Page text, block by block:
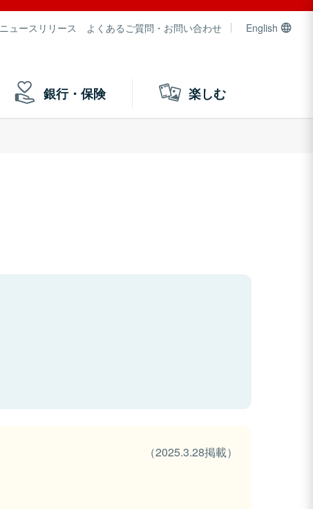
ニュースリリース よくあるご質問・お問い合わせ English
銀行・保険 楽しむ
（2025.3.28掲載）